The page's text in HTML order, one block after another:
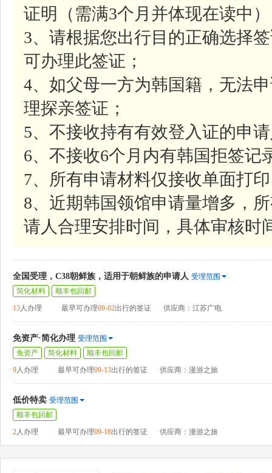
证明（需满3个月并体现在读中
3、请根据您出行目的正确选择
可办理此签证；
4、如父母一方为韩国籍，无法
理探亲签证；
5、不接收持有有效登入证的申
6、不接收6个月内有韩国拒签记
7、所有申请材料仅接收单面打
8、近期韩国领馆申请量增多，
请人合理安排时间，具体审核时
全国受理，C38朝鲜族，适用于朝鲜族的申请人 受理范围
简化材料
顺丰包回邮
13人办理 最早可办理09-02出行的签证 供应商：江苏广电
免资产·简化办理 受理范围
免资产
简化材料
顺丰包回邮
9人办理 最早可办理09-13出行的签证 供应商：漫游之旅
低价特卖 受理范围
顺丰包回邮
2人办理 最早可办理09-18出行的签证 供应商：漫游之旅